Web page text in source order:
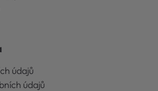
údajů
údajů